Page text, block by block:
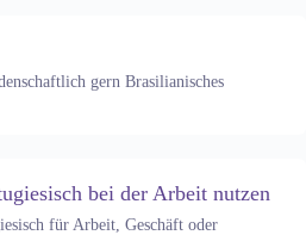
gern Brasilianisches
bei der Arbeit nutzen
für Arbeit, Geschäft oder